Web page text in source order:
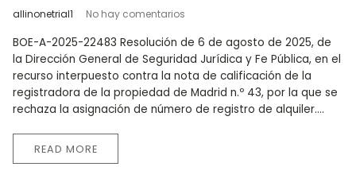
allinonetrial1 No hay comentarios
BOE-A-2025-22483 Resolución de 6 de agosto de 2025, de
la Dirección General de Seguridad Jurídica y Fe Pública, en el
recurso interpuesto contra la nota de calificación de la
registradora de la propiedad de Madrid n.º 43, por la que se
rechaza la asignación de número de registro de alquiler....
READ MORE